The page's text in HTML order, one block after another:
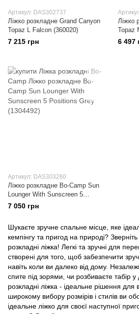
Артикул: DAS302737
Ліжко розкладне Grand Canyon
Topaz L Falcon (360020)
7 215 грн
Ліжко
Topaz
6 497
Артикул: DAS303260
Ліжко розкладне Bo-Camp Sun
Lounger With Sunscreen 5
Positions Grey (1304492)
7 050 грн
Шукаєте зручне спальне місце, яке
кемпінгу та пригод на природі?
розкладні ліжка! Легкі та зручні для
створені для того, щоб забезпечити
навіть коли ви далеко від дому.
спите під зорями, чи розбиваєте табір у
розкладні ліжка - ідеальне рішення
широкому вибору розмірів і стилів ви
ідеальне ліжко для своєї наступної